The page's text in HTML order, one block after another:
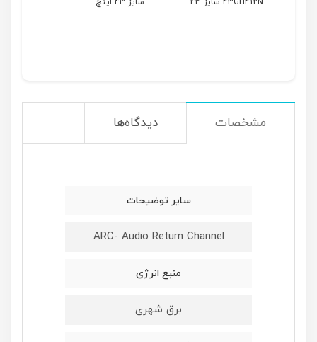
مشخصات دیدگاه‌ها
سایر توضیحات
ARC- Audio Return Channel
منبع انرژی
برق شهری